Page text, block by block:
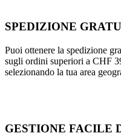
SPEDIZIONE
Puoi ottenere la spedizione
sugli ordini superiori a CHF
selezionando la tua area
GESTIONE FACILE